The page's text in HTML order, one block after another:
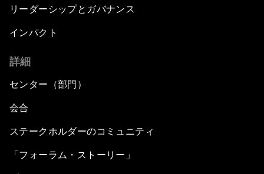
リーダーシップとガバナンス
インパクト
詳細
センター（部門）
会合
ステークホルダーのコミュニティ
「フォーラム・ストーリー」